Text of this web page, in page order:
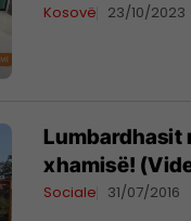
Kosovë 23/10/2023
Lumbardhasit
xhamisë!
Sociale 31/07/2016